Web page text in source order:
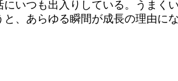
にいつも出入りしている。うま
、あらゆる瞬間が成長の理由に